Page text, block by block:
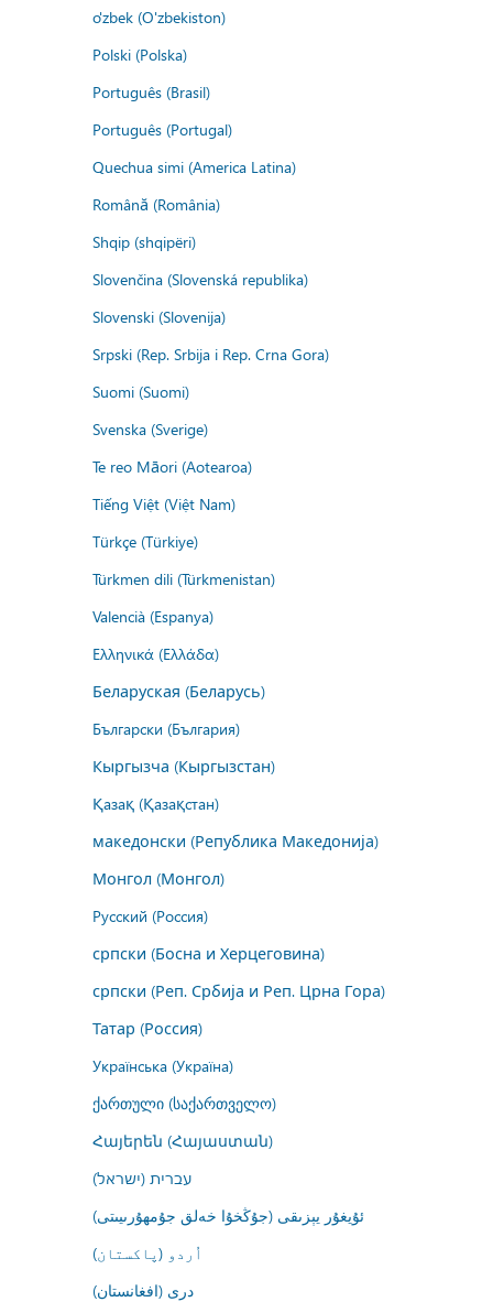
o'zbek (O'zbekiston)
Polski (Polska)
Português (Brasil)
Português (Portugal)
Quechua simi (America Latina)
Română (România)
Shqip (shqipëri)
Slovenčina (Slovenská republika)
Slovenski (Slovenija)
Srpski (Rep. Srbija i Rep. Crna Gora)
Suomi (Suomi)
Svenska (Sverige)
Te reo Māori (Aotearoa)
Tiếng Việt (Việt Nam)
Türkçe (Türkiye)
Türkmen dili (Türkmenistan)
Valencià (Espanya)
Ελληνικά (Ελλάδα)
Беларуская (Беларусь)
Български (България)
Кыргызча (Кыргызстан)
Қазақ (Қазақстан)
македонски (Република Македонија)
Монгол (Монгол)
Русский (Россия)
српски (Босна и Херцеговина)
српски (Реп. Србија и Реп. Црна Гора)
Татар (Россия)
Українська (Україна)
ქართული (საქართველო)
Հայերեն (Հայաստան)
עברית (ישראל)
ئۇيغۇر يېزىقى (جۇڭخۇا خەلق جۇمھۇرىيىتى)
اُردو (پاکستان)
درى (افغانستان)